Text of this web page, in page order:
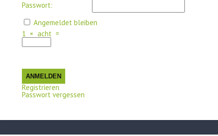
Passwort:
Angemeldet bleiben
1 × acht =
ANMELDEN
Registrieren
Passwort vergessen